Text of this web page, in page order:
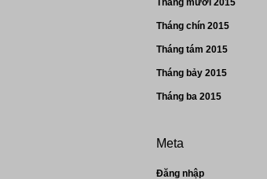
Tháng mười 2015
Tháng chín 2015
Tháng tám 2015
Tháng bảy 2015
Tháng ba 2015
Meta
Đăng nhập